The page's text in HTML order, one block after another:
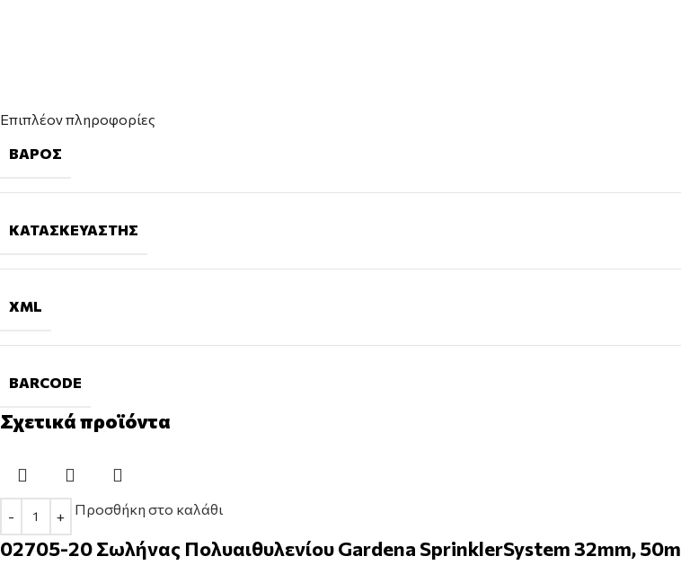
Επιπλέον πληροφορίες
ΒΆΡΟΣ
ΚΑΤΑΣΚΕΥΑΣΤΉΣ
XML
BARCODE
Σχετικά προϊόντα
Προσθήκη στο καλάθι
02705-20 Σωλήνας Πολυαιθυλενίου Gardena SprinklerSystem 32mm, 50m